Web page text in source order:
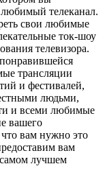
телеканал.
свои любимые
ток-шоу
телевизора.
трансляции
и фестивалей,
людьми,
и всеми любимые
вашего
вам нужно это
вам
лучшем